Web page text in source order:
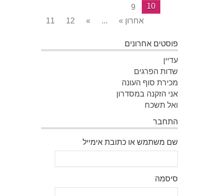
9
10
11
12 » ... אחרון »
פוסטים אחרונים
עדיין
שדות הפרגים
מכירת סוף העונה
אני הזקנה במסדרון
ואל תשכח
התחבר
שם משתמש או כתובת אימייל
סיסמה